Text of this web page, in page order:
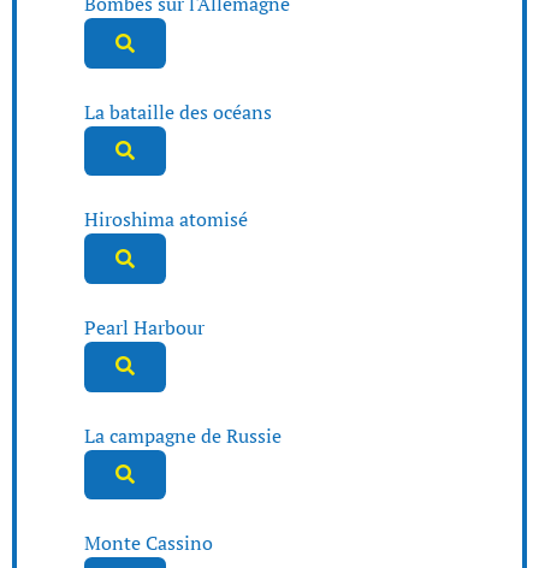
La bataille des océans
Hiroshima atomisé
Pearl Harbour
La campagne de Russie
Monte Cassino